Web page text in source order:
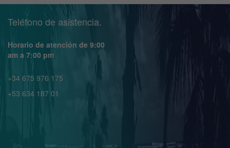
Teléfono de asistencia.
Horario de atención de 9:00
am a 7:00 pm
+34 675 976 175
+53 634 187 01